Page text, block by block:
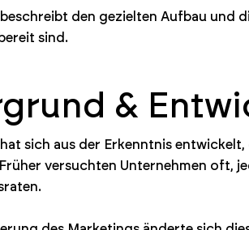
den gezielten Aufbau und
sind.
&
sich aus der Erkenntnis
versuchten Unternehmen oft,